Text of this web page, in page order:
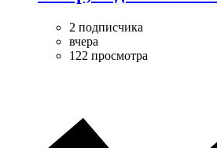
2 подписчика
вчера
122 просмотра